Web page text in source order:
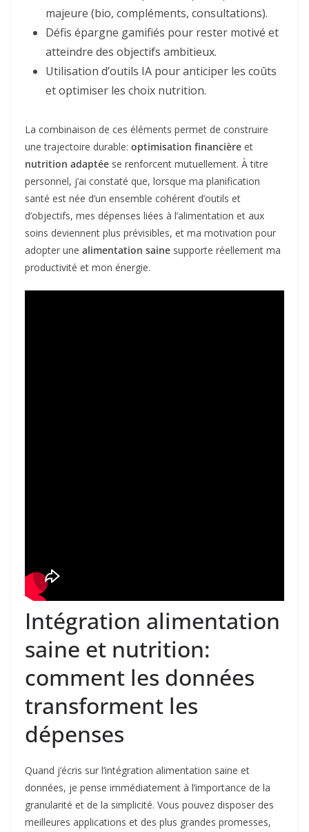
majeure (bio, compléments, consultations).
Défis épargne gamifiés pour rester motivé et
atteindre des objectifs ambitieux.
Utilisation d’outils IA pour anticiper les coûts
et optimiser les choix nutrition.
La combinaison de ces éléments permet de construire
une trajectoire durable: optimisation financière et
nutrition adaptée se renforcent mutuellement. À titre
personnel, j’ai constaté que, lorsque ma planification
santé est née d’un ensemble cohérent d’outils et
d’objectifs, mes dépenses liées à l’alimentation et aux
soins deviennent plus prévisibles, et ma motivation pour
adopter une alimentation saine supporte réellement ma
productivité et mon énergie.
Intégration alimentation
saine et nutrition:
comment les données
transforment les
dépenses
Quand j’écris sur l’intégration alimentation saine et
données, je pense immédiatement à l’importance de la
granularité et de la simplicité. Vous pouvez disposer des
meilleures applications et des plus grandes promesses,